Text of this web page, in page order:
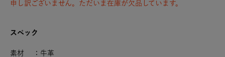
申し訳ございません。ただいま在庫が欠品しています。
スペック
素材 ：牛革